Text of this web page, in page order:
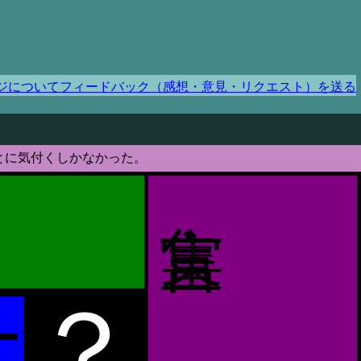
についてフィードバック（感想・意見・リクエスト）を送る
気付くしかなかった。